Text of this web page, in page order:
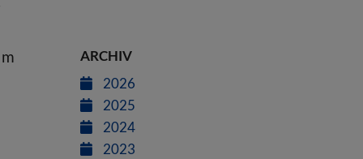
ARCHIV
2026
2025
2024
2023